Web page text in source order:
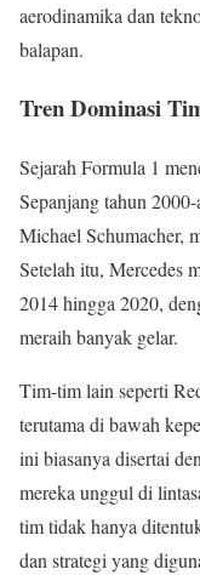
aerodinamika dan
balapan.
Tren Dominasi
Sejarah Formula 1
Sepanjang tahun
Michael Schumacher,
Setelah itu, Mercedes
2014 hingga 2020,
meraih banyak gelar.
Tim-tim lain seperti
terutama di bawah
ini biasanya disertai
mereka unggul di
tim tidak hanya
dan strategi yang